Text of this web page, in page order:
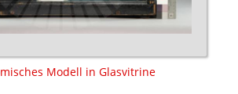
Modell in Glasvitrine